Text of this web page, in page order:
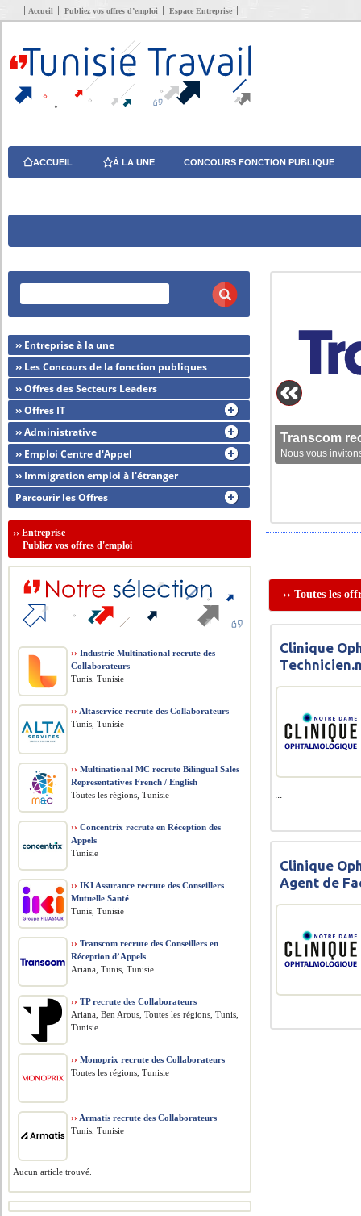
Accueil Publiez vos offres d’emploi Espace Entreprise
ACCUEIL À LA UNE CONCOURS FONCTION PUBLIQUE
Transcom
Nous vous
›› Toutes les
Clinique
...
Clinique
Agent de
›› Entreprise à la une
›› Les Concours de la fonction publiques
›› Offres des Secteurs Leaders
›› Offres IT
›› Administrative
›› Emploi Centre d'Appel
›› Immigration emploi à l'étranger
Parcourir les Offres
››Entreprise
Publiez vos offres d'emploi
›› Industrie Multinational recrute des
Collaborateurs
Tunis, Tunisie
›› Altaservice recrute des Collaborateurs
Tunis, Tunisie
›› Multinational MC recrute Bilingual Sales
Representatives French / English
Toutes les régions, Tunisie
›› Concentrix recrute en Réception des
Appels
Tunisie
›› IKI Assurance recrute des Conseillers
Mutuelle Santé
Tunis, Tunisie
›› Transcom recrute des Conseillers en
Réception d’Appels
Ariana, Tunis, Tunisie
›› TP recrute des Collaborateurs
Ariana, Ben Arous, Toutes les régions, Tunis,
Tunisie
›› Monoprix recrute des Collaborateurs
Toutes les régions, Tunisie
›› Armatis recrute des Collaborateurs
Tunis, Tunisie
Aucun article trouvé.